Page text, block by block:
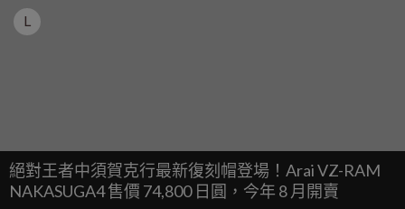
L
絕對王者中須賀克行最新復刻帽登場！Arai VZ-RAM
NAKASUGA4 售價 74,800 日圓，今年 8 月開賣